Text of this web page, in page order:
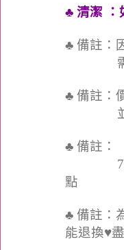
♣ 清潔 ：
♣ 備註：
需依實
♣ 備註：
並交付
♣ 備註：
7個工
點
♣ 備註：
能退換♥